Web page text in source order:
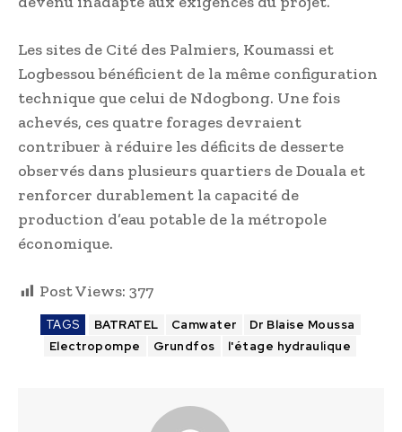
Les sites de Cité des Palmiers, Koumassi et
Logbessou bénéficient de la même configuration
technique que celui de Ndogbong. Une fois
achevés, ces quatre forages devraient
contribuer à réduire les déficits de desserte
observés dans plusieurs quartiers de Douala et
renforcer durablement la capacité de
production d’eau potable de la métropole
économique.
Post Views: 377
TAGS BATRATEL Camwater
Dr Blaise Moussa
Electropompe
Grundfos l'étage hydraulique